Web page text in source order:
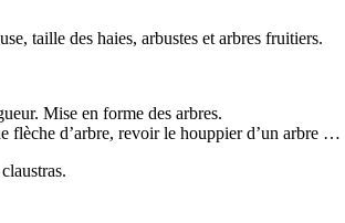
taille des haies, arbustes et arbres fruitiers.
Mise en forme des arbres.
flèche d’arbre, revoir le houppier d’un arbre …